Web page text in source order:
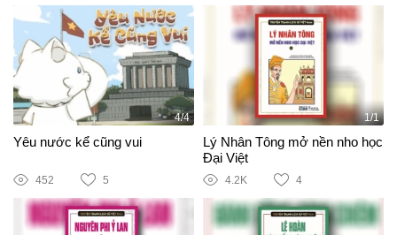
4/4
Yêu nước kể cũng vui
452 5
1/1
Lý Nhân Tông mở nền nho học
Đại Việt
4.2K 4